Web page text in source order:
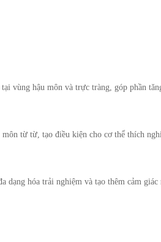
vùng hậu môn và trực tràng, góp phần
từ từ, tạo điều kiện cho cơ thể thích
dạng hóa trải nghiệm và tạo thêm cảm